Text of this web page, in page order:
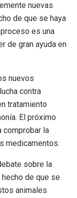
nuevas
de que se haya
es una
de gran ayuda en
nuevos
contra
tratamiento
El próximo
comprobar la
medicamentos.
sobre la
de que se
animales